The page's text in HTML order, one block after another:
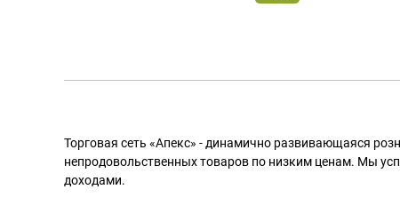
Торговая сеть «Апекс» - динамично развивающаяся
непродовольственных товаров по низким ценам. Мы
доходами.